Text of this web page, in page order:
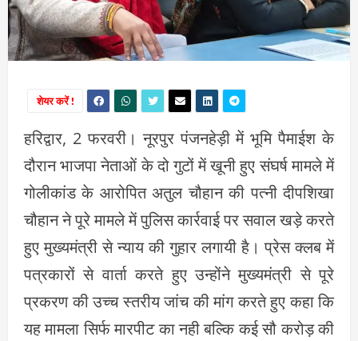
शेयर करें !
हरिद्वार, 2 फरवरी। नूरपुर पंजनहेड़ी में भूमि पैमाईश के
दौरान भाजपा नेताओं के दो गुटों में खूनी हुए संघर्ष मामले में
गोलीकांड के आरोपित अतुल चौहान की पत्नी दीपशिखा
चौहान ने पूरे मामले में पुलिस कार्रवाई पर सवाल खड़े करते
हुए मुख्यमंत्री से न्याय की गुहार लगायी है। प्रेस क्लब में
पत्रकारों से वार्ता करते हुए उन्होंने मुख्यमंत्री से पूरे
प्रकरण की उच्च स्तरीय जांच की मांग करते हुए कहा कि
यह मामला सिर्फ मारपीट का नही बल्कि कई सौ करोड़ की